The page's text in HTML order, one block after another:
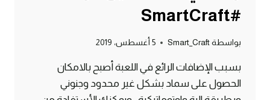
#SmartCraft
بواسطة Smart_Craft 5 أغسطس، 2019
بسبب الإضافات الرائع في اللعبة أصبح بالامكان
الحصول على سماد بشكل غير محدود وجنوني